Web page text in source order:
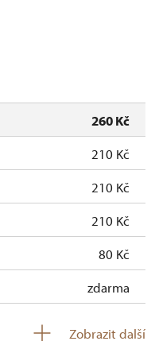
260 Kč
210 Kč
210 Kč
210 Kč
80 Kč
zdarma
Zobrazit další